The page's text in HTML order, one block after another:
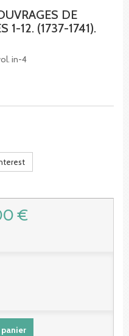
DE
1-12. (1737-1741).
in-4
€